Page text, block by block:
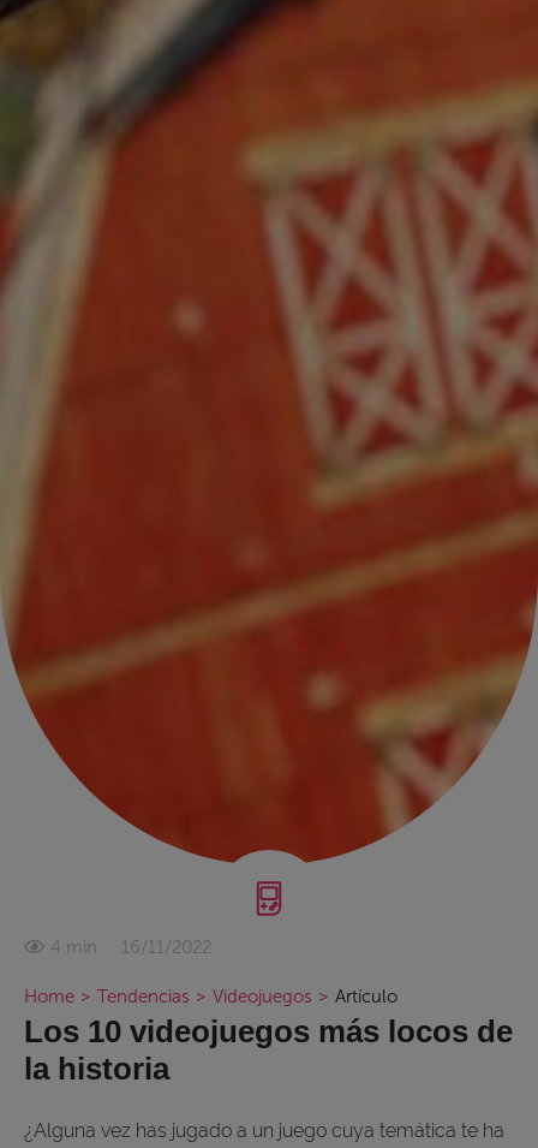
4 min 16/11/2022
Home > Tendencias > Videojuegos > Artículo
Los 10 videojuegos más locos de
la historia
¿Alguna vez has jugado a un juego cuya temática te ha